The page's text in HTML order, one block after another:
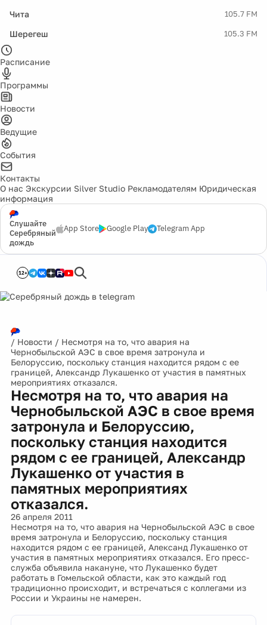
Чита 105.7 FM
Шерегеш 105.3 FM
Расписание
Программы
Новости
Ведущие
События
Контакты
О нас Экскурсии Silver Studio Рекламодателям Юридическая
информация
Слушайте
Серебряный
дождь
App Store Google Play Telegram App
12+
/ Новости / Несмотря на то, что авария на
Чернобыльской АЭС в свое время затронула и
Белоруссию, поскольку станция находится рядом с ее
границей, Александр Лукашенко от участия в памятных
мероприятиях отказался.
Несмотря на то, что авария на
Чернобыльской АЭС в свое время
затронула и Белоруссию,
поскольку станция находится
рядом с ее границей, Александр
Лукашенко от участия в
памятных мероприятиях
отказался.
26 апреля 2011
Несмотря на то, что авария на Чернобыльской АЭС в свое
время затронула и Белоруссию, поскольку станция
находится рядом с ее границей, Александ Лукашенко от
участия в памятных мероприятиях отказался. Его пресс-
служба объявила накануне, что Лукашенко будет
работать в Гомельской области, как это каждый год
традиционно происходит, и встречаться с коллегами из
России и Украины не намерен.